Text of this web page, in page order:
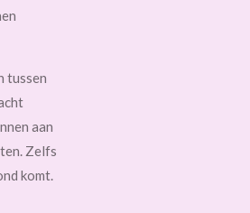
tussen
aan
Zelfs
komt.